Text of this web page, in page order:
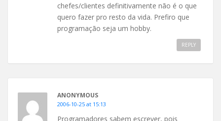
chefes/clientes definitivamente não é o que
quero fazer pro resto da vida. Prefiro que
programação seja um hobby.
REPLY
ANONYMOUS
2006-10-25 at 15:13
Programadores sabem escrever, pois